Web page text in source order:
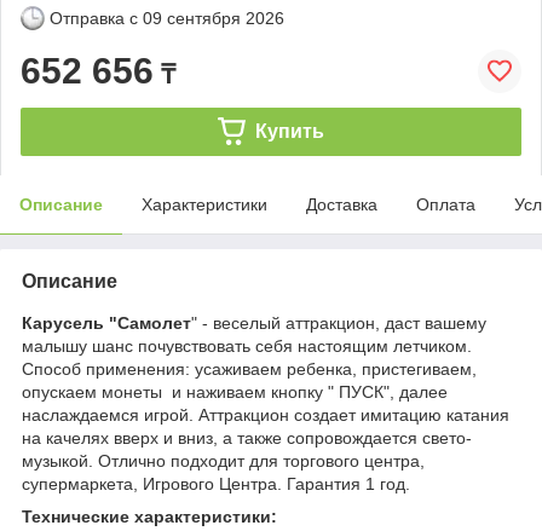
Отправка с 09 сентября 2026
652 656 ₸
Купить
Описание Характеристики Доставка Оплата
Описание
Карусель "Самолет" - веселый аттракцион, даст вашему
малышу шанс почувствовать себя настоящим летчиком.
Способ применения: усаживаем ребенка, пристегиваем,
опускаем монеты и наживаем кнопку " ПУСК", далее
наслаждаемся игрой. Аттракцион создает имитацию катания
на качелях вверх и вниз, а также сопровождается свето-
музыкой. Отлично подходит для торгового центра,
супермаркета, Игрового Центра. Гарантия 1 год.
Технические характеристики: